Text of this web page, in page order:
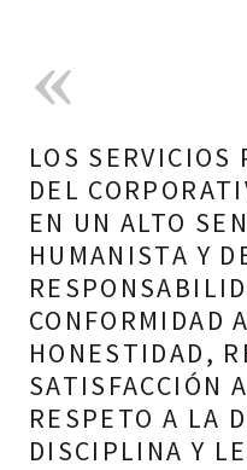
LOS SERVICIOS
DEL
EN UN ALTO
HUMANISTA Y
CONFORMIDAD
HONESTIDAD,
SATISFACCIÓN
RESPETO A LA
DISCIPLINA Y